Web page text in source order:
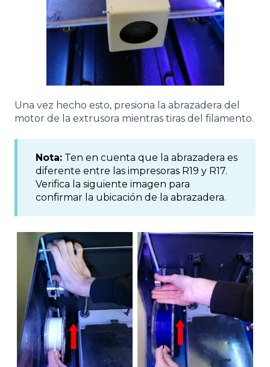
Una vez hecho esto, presiona la abrazadera del
motor de la extrusora mientras tiras del filamento.
Nota: Ten en cuenta que la abrazadera es
diferente entre las impresoras R19 y R17.
Verifica la siguiente imagen para
confirmar la ubicación de la abrazadera.